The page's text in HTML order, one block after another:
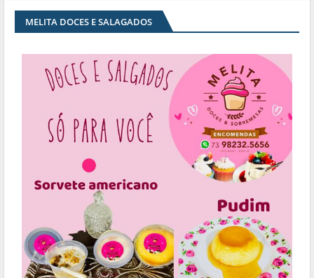
MELITA DOCES E SALAGADOS